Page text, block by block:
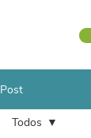
Post
Todos